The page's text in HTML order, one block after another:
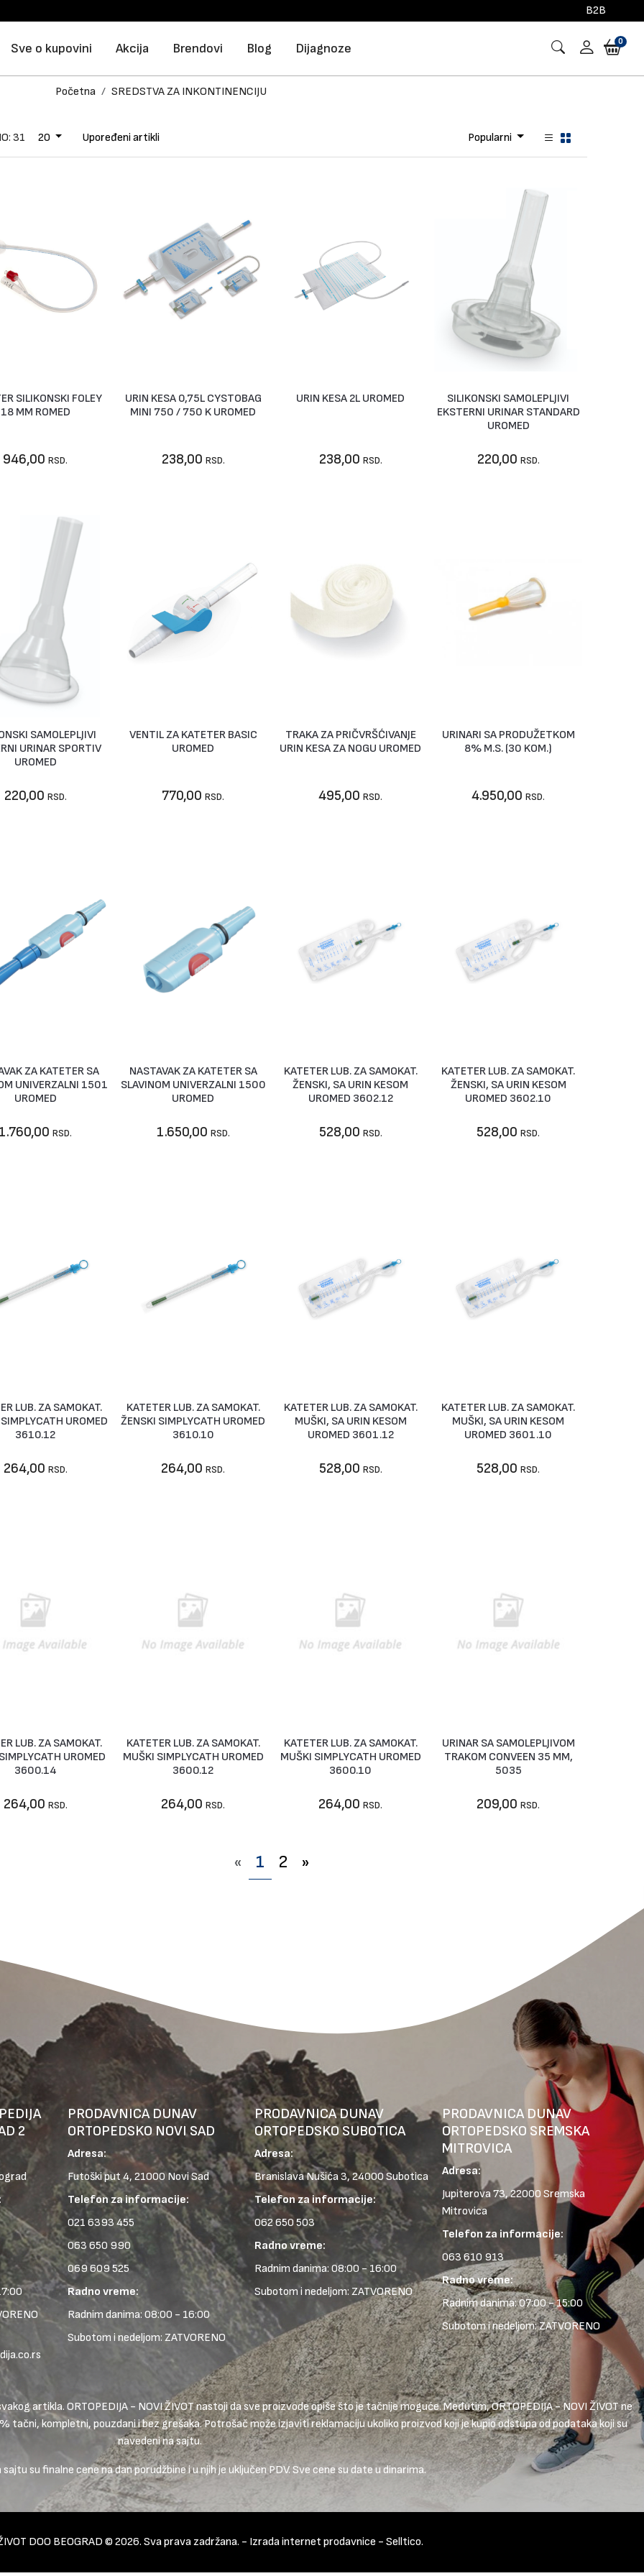
B2B
Sve o kupovini Akcija Brendovi Blog Dijagnoze 0
Početna SREDSTVA ZA INKONTINENCIJU
31 20 Upoređeni artikli Popularni
U korpu
SILIKONSKI FOLEY
18 MM ROMED
946,00RSD.
Vidi artikal
URIN KESA 0,75L CYSTOBAG
MINI 750 / 750 K UROMED
238,00 RSD.
URIN KESA 2L UROMED
238,00 RSD.
Vidi artikal
SILIKONSKI SAMOLEPLJIVI
EKSTERNI URINAR STANDARD
UROMED
220,00 RSD.
Vidi artikal
SAMOLEPLJIVI
URINAR SPORTIV
UROMED
220,00 RSD.
U korpu
VENTIL ZA KATETER BASIC
UROMED
770,00RSD.
Nije dostupno
TRAKA ZA PRIČVRŠĆIVANJE
URIN KESA ZA NOGU UROMED
495,00RSD.
Vidi artikal
URINARI SA PRODUŽETKOM
8% M.S. (30 KOM.)
4.950,00RSD.
U korpu
ZA KATETER SA
UNIVERZALNI 1501
UROMED
1.760,00RSD.
U korpu
NASTAVAK ZA KATETER SA
SLAVINOM UNIVERZALNI 1500
UROMED
1.650,00 RSD.
Nije dostupno
KATETER LUB. ZA SAMOKAT.
ŽENSKI, SA URIN KESOM
UROMED 3602.12
528,00 RSD.
U korpu
KATETER LUB. ZA SAMOKAT.
ŽENSKI, SA URIN KESOM
UROMED 3602.10
528,00RSD.
U korpu
LUB. ZA SAMOKAT.
UROMED
3610.12
264,00 RSD.
U korpu
KATETER LUB. ZA SAMOKAT.
ŽENSKI SIMPLYCATH UROMED
3610.10
264,00RSD.
U korpu
KATETER LUB. ZA SAMOKAT.
MUŠKI, SA URIN KESOM
UROMED 3601.12
528,00 RSD.
Nije dostupno
KATETER LUB. ZA SAMOKAT.
MUŠKI, SA URIN KESOM
UROMED 3601.10
528,00RSD.
Nije dostupno
LUB. ZA SAMOKAT.
UROMED
3600.14
264,00 RSD.
U korpu
KATETER LUB. ZA SAMOKAT.
MUŠKI SIMPLYCATH UROMED
3600.12
264,00RSD.
U korpu
KATETER LUB. ZA SAMOKAT.
MUŠKI SIMPLYCATH UROMED
3600.10
264,00RSD.
Nije dostupno
URINAR SA SAMOLEPLJIVOM
TRAKOM CONVEEN 35 MM,
5035
209,00RSD.
« 1 2 »
2
PRODAVNICA DUNAV
ORTOPEDSKO NOVI SAD
Adresa:
Futoški put 4, 21000 Novi Sad
Telefon za informacije:
021 6393 455
063 650 990
069 609 525
Radno vreme:
Radnim danima: 08:00 - 16:00
Subotom i nedeljom: ZATVORENO
PRODAVNICA DUNAV
ORTOPEDSKO SUBOTICA
Adresa:
Branislava Nušića 3, 24000 Subotica
Telefon za informacije:
062 650 503
Radno vreme:
Radnim danima: 08:00 - 16:00
Subotom i nedeljom: ZATVORENO
PRODAVNICA DUNAV
ORTOPEDSKO SREMSKA
MITROVICA
Adresa:
Jupiterova 73, 22000 Sremska
Mitrovica
Telefon za informacije:
063 610 913
Radno vreme:
Radnim danima: 07:00 - 15:00
Subotom i nedeljom: ZATVORENO
artikla. ORTOPEDIJA - NOVI ŽIVOT nastoji da sve proizvode opiše što je tačnije moguće. Međutim, ORTOPEDIJA - NOVI ŽIVOT ne
tačni, kompletni, pouzdani i bez grešaka. Potrošač može izjaviti reklamaciju ukoliko proizvod koji je kupio odstupa od podataka koji su
navedeni na sajtu.
su finalne cene na dan porudžbine i u njih je uključen PDV. Sve cene su date u dinarima.
DOO BEOGRAD © 2026. Sva prava zadržana. - Izrada internet prodavnice - Selltico.